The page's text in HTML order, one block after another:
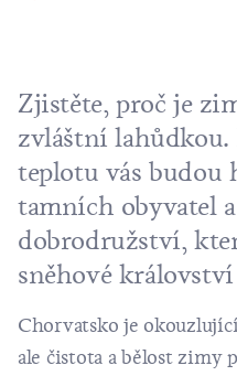
Zjistěte, proč je
zvláštní lahůdkou.
teplotu vás budou
tamních obyvatel
dobrodružství,
sněhové
Chorvatsko je
ale čistota a bělost zimy